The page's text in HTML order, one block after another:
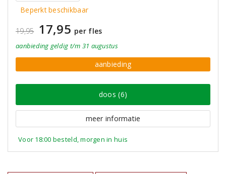
Beperkt beschikbaar
19,95 17,95 per fles
aanbieding geldig t/m 31 augustus
aanbieding
doos (6)
meer informatie
Voor 18:00 besteld, morgen in huis